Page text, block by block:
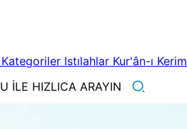
Kategoriler Istılahlar Kur'ân-ı Kerim
İLE HIZLICA ARAYIN